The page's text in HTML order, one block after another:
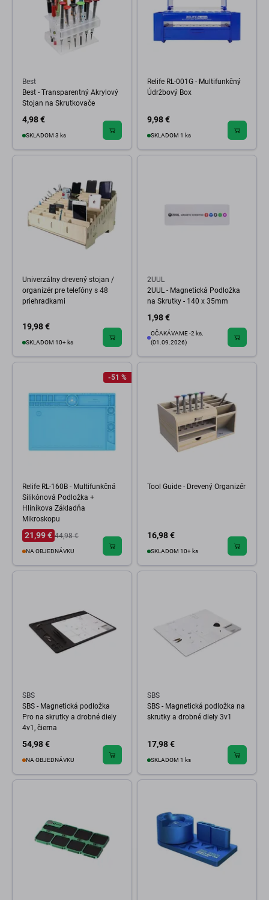
Best
Best - Transparentný Akrylový
Stojan na Skrutkovače
4,98 €
SKLADOM 3 ks
Relife RL-001G - Multifunkčný
Údržbový Box
9,98 €
SKLADOM 1 ks
Univerzálny drevený stojan /
organizér pre telefóny s 48
priehradkami
19,98 €
SKLADOM 10+ ks
2UUL
2UUL - Magnetická Podložka
na Skrutky - 140 x 35mm
1,98 €
OČAKÁVAME -2 ks,
(01.09.2026)
-51 %
Relife RL-160B - Multifunkčná
Silikónová Podložka +
Hliníkova Základňa
Mikroskopu
21,99 € 44,98 €
NA OBJEDNÁVKU
Tool Guide - Drevený Organizér
16,98 €
SKLADOM 10+ ks
SBS
SBS - Magnetická podložka
Pro na skrutky a drobné diely
4v1, čierna
54,98 €
NA OBJEDNÁVKU
SBS
SBS - Magnetická podložka na
skrutky a drobné diely 3v1
17,98 €
SKLADOM 1 ks